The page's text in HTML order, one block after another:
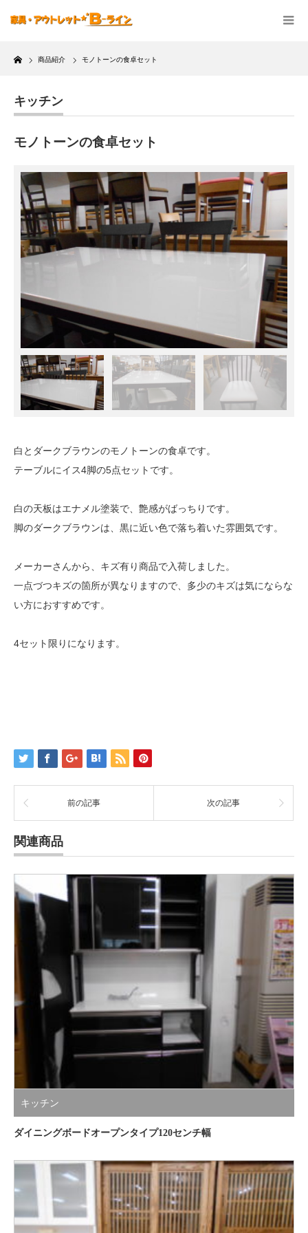
Home
商品紹介 モノトーンの食卓セット
キッチン
モノトーンの食卓セット
白とダークブラウンのモノトーンの食卓です。
テーブルにイス4脚の5点セットです。
白の天板はエナメル塗装で、艶感がばっちりです。
脚のダークブラウンは、黒に近い色で落ち着いた雰囲気です。
メーカーさんから、キズ有り商品で入荷しました。
一点づつキズの箇所が異なりますので、多少のキズは気にならな
い方におすすめです。
4セット限りになります。
前の記事 次の記事
関連商品
キッチン
ダイニングボードオープンタイプ120センチ幅